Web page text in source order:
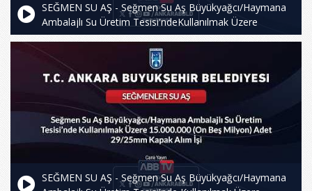
SEĞMEN SU AŞ - Seğmen Su Aş Büyükyağcı/Haymana
Ambalajlı Su Üretim Tesisi'ndeKullanılmak Üzere
1.260.000 (Bir Milyon İki Yüz Altmış Bin) Adet 38mm
Kapak Ve 1.254.000 (BirMilyon Iki Yüz Elli Dört Bin) Adet
38mm Kulp Alım Iş
SEĞMEN SU AŞ - Seğmen Su Aş Büyükyağcı/Haymana